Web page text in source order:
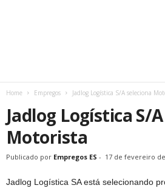
Home Empregos Jadlog Logística S/A seleciona
Jadlog Logística S/
Motorista
Publicado por Empregos ES - 17 de fevereiro de
Jadlog Logística SA está selecionando